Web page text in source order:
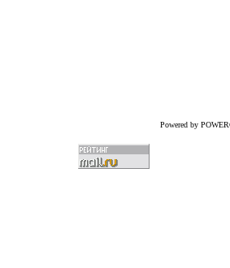
Powered by